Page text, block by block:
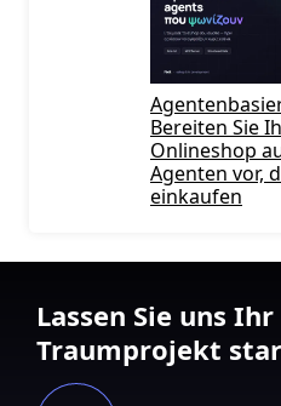
Bereiten Sie
Onlineshop
Agenten vor,
einkaufen
Lassen Sie uns
Traumprojekt